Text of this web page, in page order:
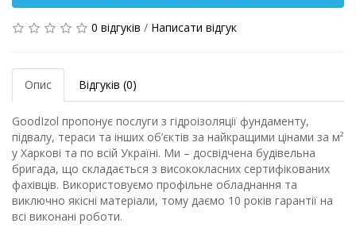
0 відгуків / Написати відгук
Опис Відгуків (0)
GoodIzol пропонує послуги з гідроізоляції фундаменту,
підвалу, тераси та інших об’єктів за найкращими цінами за м²
у Харкові та по всій Україні. Ми – досвідчена будівельна
бригада, що складається з висококласних сертифікованих
фахівців. Використовуємо профільне обладнання та
виключно якісні матеріали, тому даємо 10 років гарантії на
всі виконані роботи.